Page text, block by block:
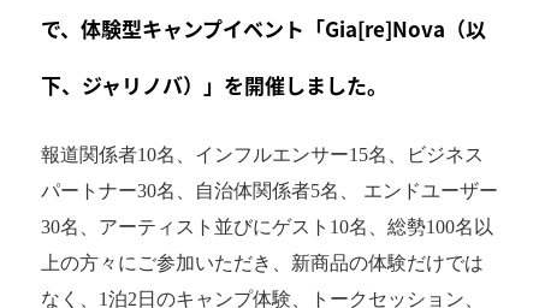
で、体験型キャンプイベント「Gia[re]Nova（以
下、ジャリノバ）」を開催しました。
報道関係者10名、インフルエンサー15名、ビジネス
パートナー30名、自治体関係者5名、 エンドユーザー
30名、アーティスト並びにゲスト10名、総勢100名以
上の方々にご参加いただき、新商品の体験だけでは
なく、1泊2日のキャンプ体験、トークセッション、